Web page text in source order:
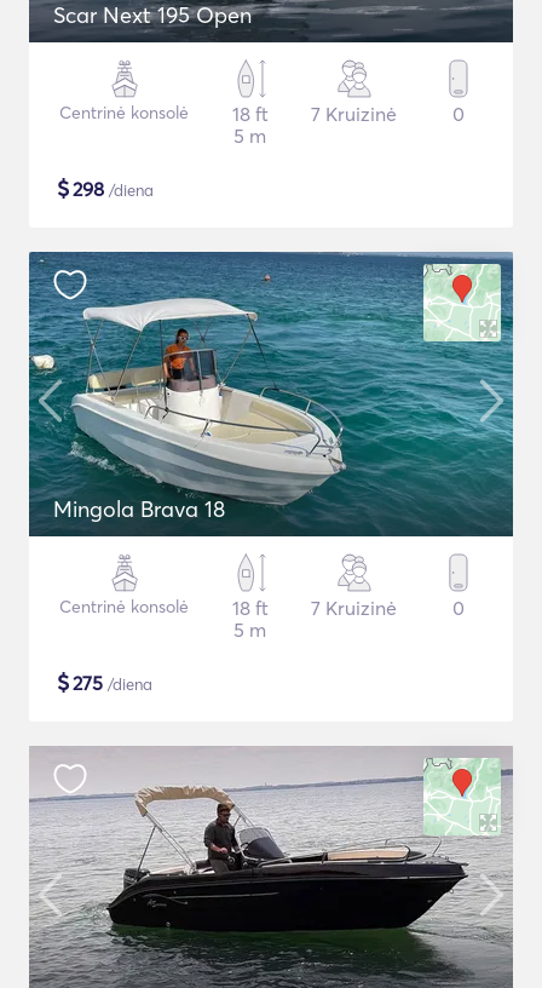
Scar Next 195 Open
Centrinė konsolė
18 ft
5 m
7 Kruizinė 0
$298 /diena
Mingola Brava 18
Centrinė konsolė
18 ft
5 m
7 Kruizinė 0
$275 /diena